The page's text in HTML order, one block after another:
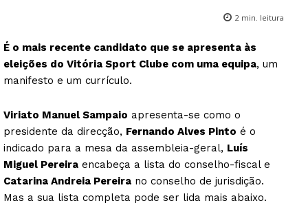
2 min. leitura
É o mais recente candidato que se apresenta às
eleições do Vitória Sport Clube com uma equipa, um
manifesto e um currículo.
Viriato Manuel Sampaio apresenta-se como o
presidente da direcção, Fernando Alves Pinto é o
indicado para a mesa da assembleia-geral, Luís
Miguel Pereira encabeça a lista do conselho-fiscal e
Catarina Andreia Pereira no conselho de jurisdição.
Mas a sua lista completa pode ser lida mais abaixo.